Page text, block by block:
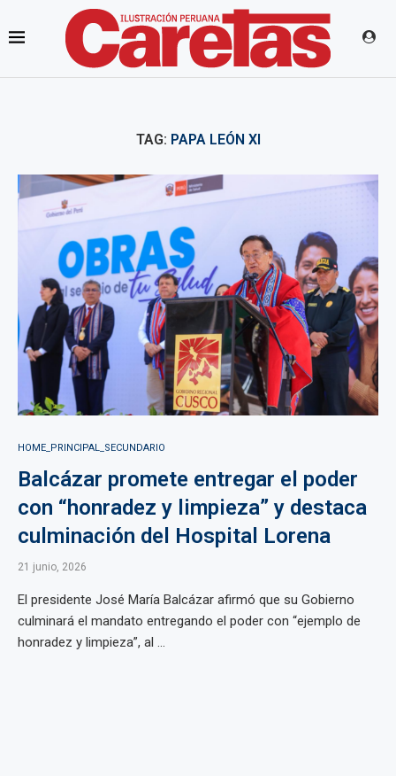
TAG: PAPA LEÓN XI
HOME_PRINCIPAL_SECUNDARIO
Balcázar promete entregar el poder
con “honradez y limpieza” y destaca
culminación del Hospital Lorena
21 junio, 2026
El presidente José María Balcázar afirmó que su Gobierno
culminará el mandato entregando el poder con “ejemplo de
honradez y limpieza”, al ...